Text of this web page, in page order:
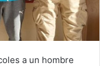
a un hombre